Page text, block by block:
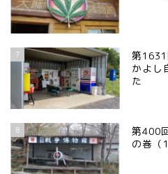
7
第
かよし
た
8
第400
の巻（